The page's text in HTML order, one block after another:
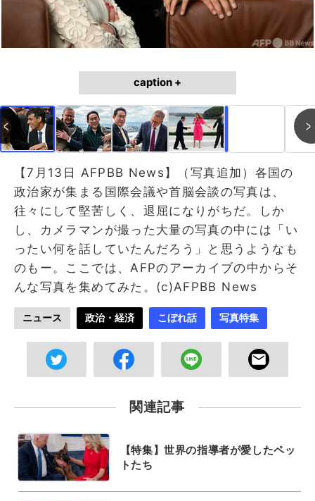
caption +
成中 画像作成中
【7月13日 AFPBB News】（写真追加）各国の
政治家が集まる国際会議や首脳会談の写真は、
往々にして堅苦しく、退屈になりがちだ。しか
し、カメラマンが撮った大量の写真の中には「い
ったい何を話していたんだろう」と思うようなも
のもー。ここでは、AFPのアーカイブの中からそ
んな写真を集めてみた。(c)AFPBB News
ニュース 政治・経済 こぼれ話 写真特集
関連記事
【特集】世界の指導者が愛したペッ
トたち